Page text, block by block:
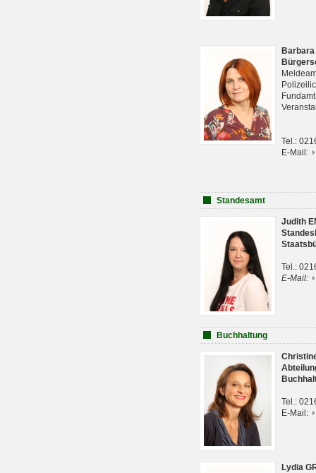
Tel.:
E-Mail:
Standesamt
Judith
Tel.:
E-Mail:
Buchhaltung
Tel.:
E-Mail:
Lydia